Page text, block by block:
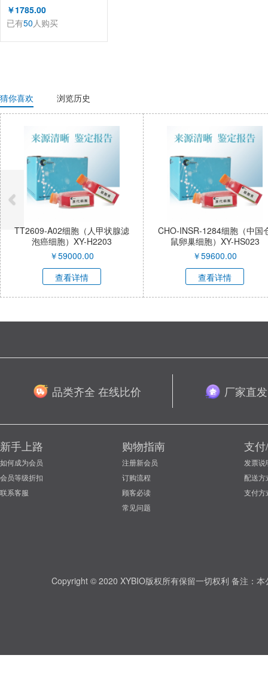
￥1785.00
已有50人购买
猜你喜欢 浏览历史
A02细胞（人甲状腺滤
泡癌细胞）XY-H2203
59000.00
查看详情
CHO-INSR-1284细胞（中国仓
鼠卵巢细胞）XY-HS023
59600.00
查看详情
品类齐全 在线比价 厂家直
新手上路
如何成为会员
会员等级折扣
联系客服
购物指南
注册新会员
订购流程
顾客必读
常见问题
支
发票说
配送方
支付方
Copyright © 2020 XYBIO版权所有保留一切权利 备注：